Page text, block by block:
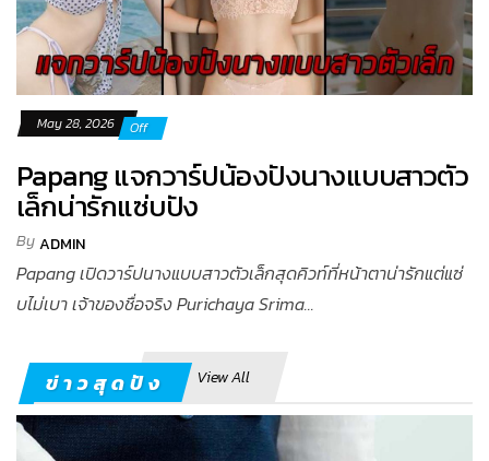
May 28, 2026 Off
Papang แจกวาร์ปน้องปังนางแบบสาวตัว
เล็กน่ารักแซ่บปัง
ByADMIN
Papang เปิดวาร์ปนางแบบสาวตัวเล็กสุดคิวท์ที่หน้าตาน่ารักแต่แซ่
บไม่เบา เจ้าของชื่อจริง Purichaya Srima...
ข่าวสุดปัง View All